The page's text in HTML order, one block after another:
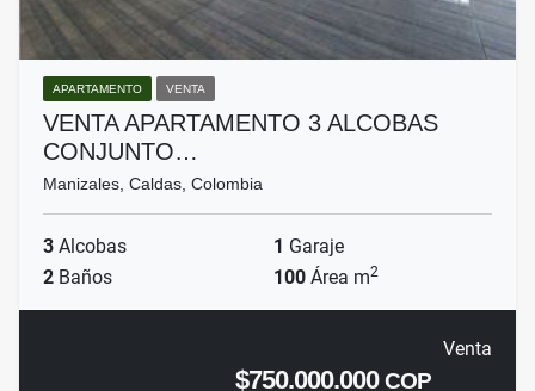
APARTAMENTO VENTA
VENTA APARTAMENTO 3 ALCOBAS
CONJUNTO…
Manizales, Caldas, Colombia
3 Alcobas 1 Garaje
2 Baños 100 Área m2
Venta
$750.000.000COP